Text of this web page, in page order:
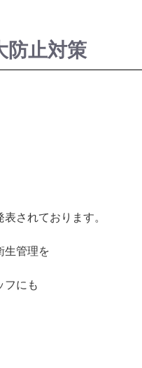
防止対策
されております。
生管理を
フにも